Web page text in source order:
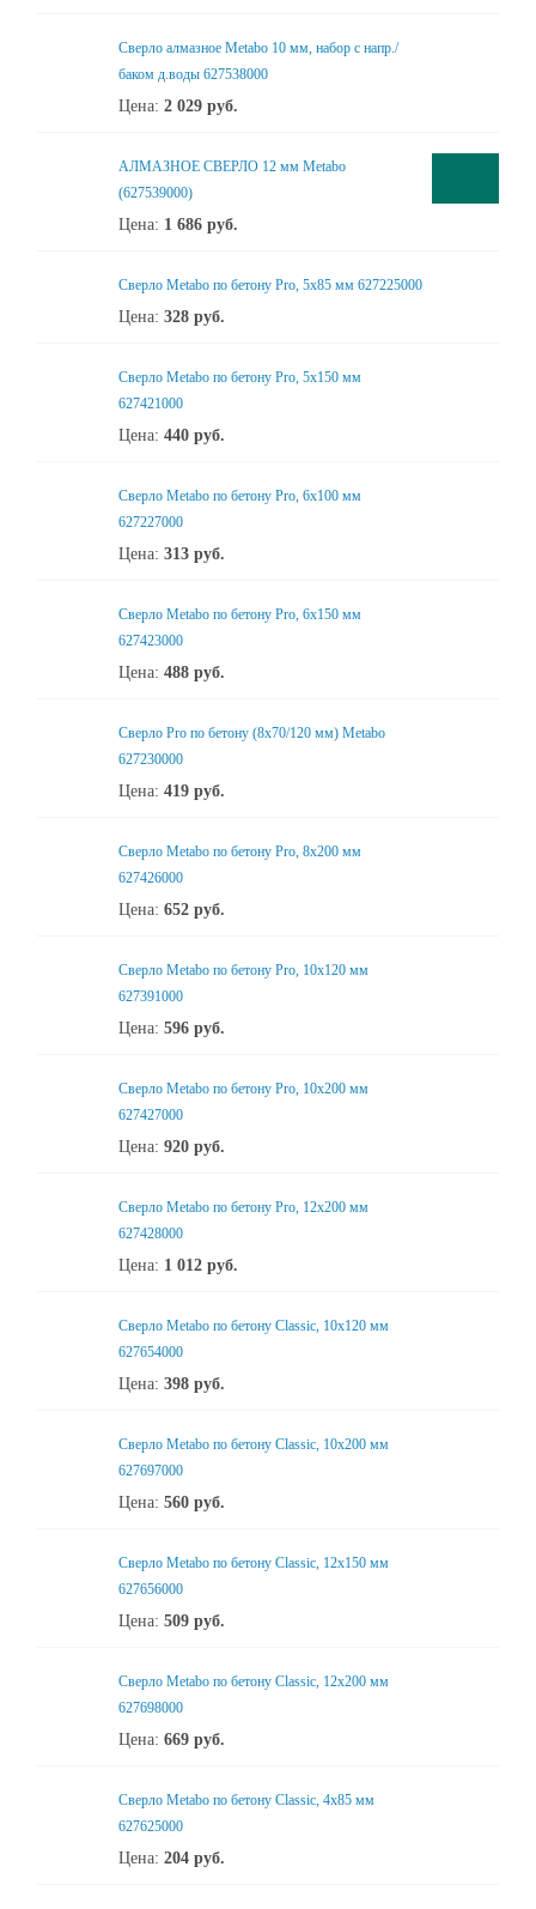
Сверло алмазное Metabo 10 мм, набор с напр./
баком д.воды 627538000
Цена: 2 029 руб.
АЛМАЗНОЕ СВЕРЛО 12 мм Metabo
(627539000)
Цена: 1 686 руб.
Сверло Metabo по бетону Pro, 5х85 мм 627225000
Цена: 328 руб.
Сверло Metabo по бетону Pro, 5х150 мм
627421000
Цена: 440 руб.
Сверло Metabo по бетону Pro, 6х100 мм
627227000
Цена: 313 руб.
Сверло Metabo по бетону Pro, 6х150 мм
627423000
Цена: 488 руб.
Сверло Pro по бетону (8х70/120 мм) Metabo
627230000
Цена: 419 руб.
Сверло Metabo по бетону Pro, 8х200 мм
627426000
Цена: 652 руб.
Сверло Metabo по бетону Pro, 10х120 мм
627391000
Цена: 596 руб.
Сверло Metabo по бетону Pro, 10х200 мм
627427000
Цена: 920 руб.
Сверло Metabo по бетону Pro, 12х200 мм
627428000
Цена: 1 012 руб.
Сверло Metabo по бетону Classic, 10х120 мм
627654000
Цена: 398 руб.
Сверло Metabo по бетону Classic, 10х200 мм
627697000
Цена: 560 руб.
Сверло Metabo по бетону Classic, 12х150 мм
627656000
Цена: 509 руб.
Сверло Metabo по бетону Classic, 12х200 мм
627698000
Цена: 669 руб.
Сверло Metabo по бетону Classic, 4х85 мм
627625000
Цена: 204 руб.